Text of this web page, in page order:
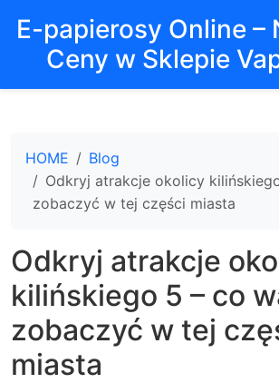
E-papierosy Online –
Ceny w Sklepie
HOME
Blog
Odkryj atrakcje okolicy
zobaczyć w tej części miasta
Odkryj atrakcje
kilińskiego 5 – co
zobaczyć w tej
miasta